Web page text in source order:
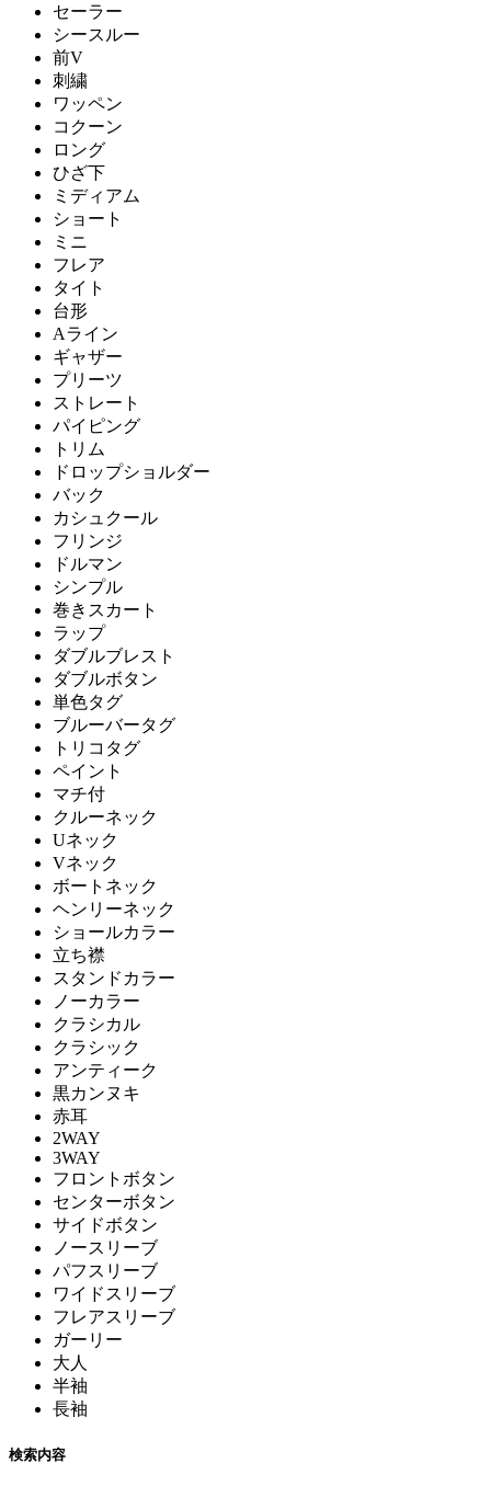
セーラー
シースルー
前V
刺繍
ワッペン
コクーン
ロング
ひざ下
ミディアム
ショート
ミニ
フレア
タイト
台形
Aライン
ギャザー
プリーツ
ストレート
パイピング
トリム
ドロップショルダー
バック
カシュクール
フリンジ
ドルマン
シンプル
巻きスカート
ラップ
ダブルブレスト
ダブルボタン
単色タグ
ブルーバータグ
トリコタグ
ペイント
マチ付
クルーネック
Uネック
Vネック
ボートネック
ヘンリーネック
ショールカラー
立ち襟
スタンドカラー
ノーカラー
クラシカル
クラシック
アンティーク
黒カンヌキ
赤耳
2WAY
3WAY
フロントボタン
センターボタン
サイドボタン
ノースリーブ
パフスリーブ
ワイドスリーブ
フレアスリーブ
ガーリー
大人
半袖
長袖
検索内容